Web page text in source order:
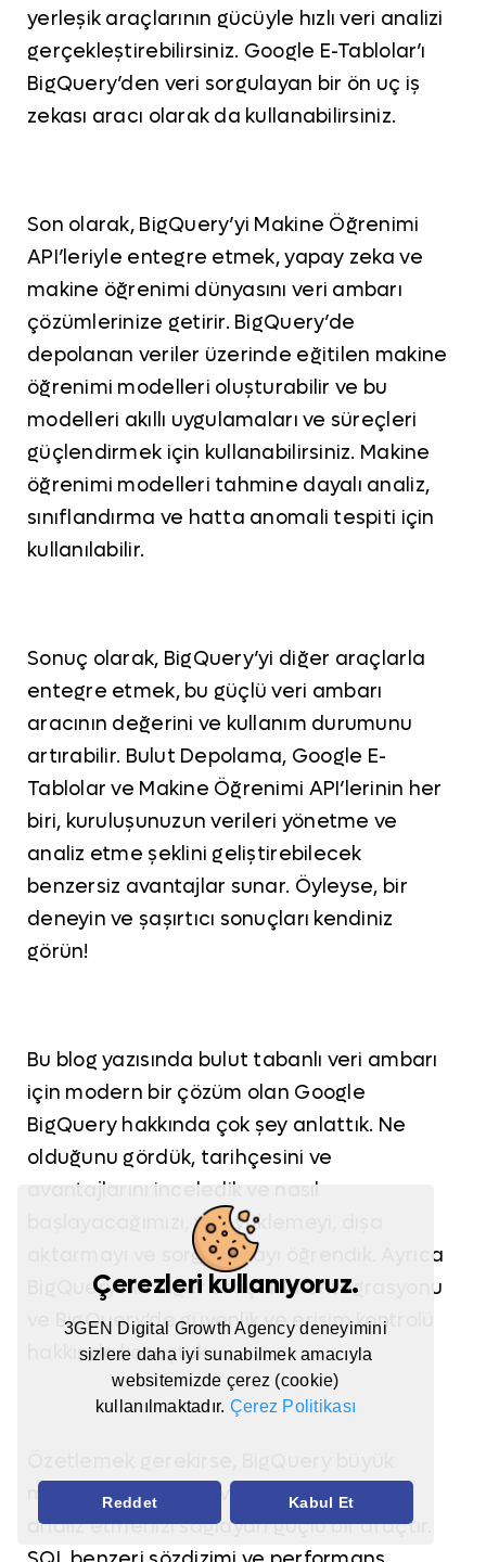
Çerezleri kullanıyoruz.
3GEN Digital Growth Agency deneyimini
sizlere daha iyi sunabilmek amacıyla
websitemizde çerez (cookie)
kullanılmaktadır. Çerez Politikası
Reddet Kabul Et
yerleşik araçlarının gücüyle hızlı veri analizi
gerçekleştirebilirsiniz. Google E-Tablolar’ı
BigQuery’den veri sorgulayan bir ön uç iş
zekası aracı olarak da kullanabilirsiniz.
Son olarak, BigQuery’yi Makine Öğrenimi
API’leriyle entegre etmek, yapay zeka ve
makine öğrenimi dünyasını veri ambarı
çözümlerinize getirir. BigQuery’de
depolanan veriler üzerinde eğitilen makine
öğrenimi modelleri oluşturabilir ve bu
modelleri akıllı uygulamaları ve süreçleri
güçlendirmek için kullanabilirsiniz. Makine
öğrenimi modelleri tahmine dayalı analiz,
sınıflandırma ve hatta anomali tespiti için
kullanılabilir.
Sonuç olarak, BigQuery’yi diğer araçlarla
entegre etmek, bu güçlü veri ambarı
aracının değerini ve kullanım durumunu
artırabilir. Bulut Depolama, Google E-
Tablolar ve Makine Öğrenimi API’lerinin her
biri, kuruluşunuzun verileri yönetme ve
analiz etme şeklini geliştirebilecek
benzersiz avantajlar sunar. Öyleyse, bir
deneyin ve şaşırtıcı sonuçları kendiniz
görün!
Bu blog yazısında bulut tabanlı veri ambarı
için modern bir çözüm olan Google
BigQuery hakkında çok şey anlattık. Ne
olduğunu gördük, tarihçesini ve
avantajlarını inceledik ve nasıl
başlayacağımızı, veri yüklemeyi, dışa
aktarmayı ve sorgulamayı öğrendik. Ayrıca
BigQuery’nin diğer araçlarla entegrasyonu
ve BigQuery’de güvenlik ve erişim kontrolü
hakkında konuştuk.
miktarda veriyi hızlı ve verimli bir şekilde
analiz etmenizi sağlayan güçlü bir araçtır.